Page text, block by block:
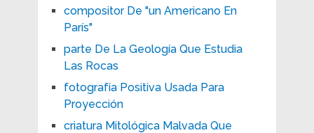
compositor De "un Americano En
París"
parte De La Geología Que Estudia
Las Rocas
fotografía Positiva Usada Para
Proyección
criatura Mitológica Malvada Que